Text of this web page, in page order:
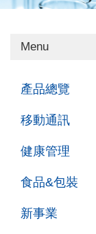
Menu
產品總覽
移動通訊
健康管理
食品&包裝
新事業